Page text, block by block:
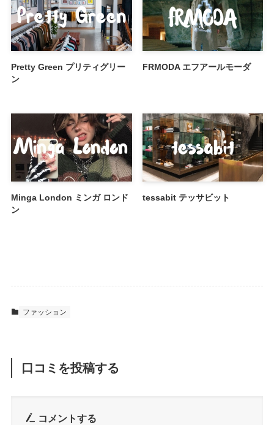
Pretty Green プリティグリー
ン
FRMODA エフアールモーダ
Minga London ミンガ ロンド
ン
tessabit テッサビット
ファッション
口コミを投稿する
コメントする